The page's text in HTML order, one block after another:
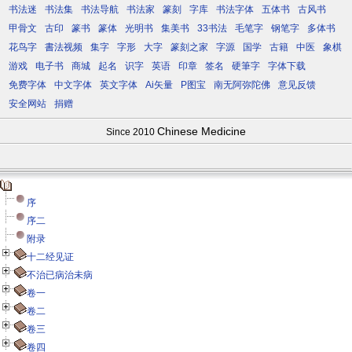
书法迷 书法集 书法导航 书法家 篆刻 字库 书法字体 五体书
古风书
甲骨文
古印 篆书 篆体 光明书 集美书 33书法 毛笔字 钢笔字
多体书
花鸟字
書法视频 集字 字形 大字 篆刻之家 字源 国学 古籍 中医
象棋
游戏
电子书 商城 起名 识字 英语 印章 签名 硬筆字
字体下载
免费字体
中文字体 英文字体 Ai矢量 P图宝 南无阿弥陀佛
意见反馈
安全网站
捐赠
Since 2010 Chinese Medicine
序
序二
附录
十二经见证
不治已病治未病
卷一
卷二
卷三
卷四